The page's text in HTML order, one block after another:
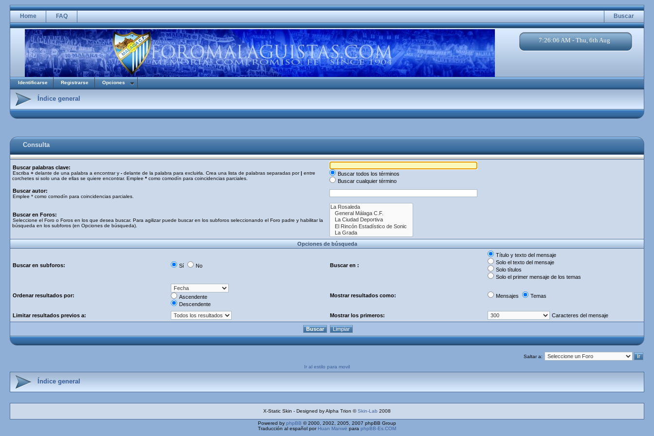
Home FAQ Buscar
7:26:06 AM - Thu, 6th Aug
Identificarse Registrarse Opciones
Índice general
Consulta
Buscar palabras clave:
Escriba + delante de una palabra a encontrar y - delante de la palabra para excluirla. Crea una lista de palabras separadas por| entre
corchetes si solo una de ellas se quiere encontrar. Emplee * como comodín para coincidencias parciales.
Buscar todos los términos
Buscar cualquier término
Buscar autor:
Emplee * como comodín para coincidencias parciales.
Buscar en Foros:
Seleccione el Foro o Foros en los que desea buscar. Para agilizar puede buscar en los subforos seleccionando el Foro padre y habilitar la
búsqueda en los subforos (en Opciones de búsqueda).
Opciones de búsqueda
Buscar en subforos: Sí No Buscar en :
Título y texto del mensaje
Solo el texto del mensaje
Solo títulos
Solo el primer mensaje de los temas
Ordenar resultados por:
Ascendente
Descendente
Mostrar resultados como: Mensajes Temas
Limitar resultados previos a: Mostrar los primeros: Caracteres del mensaje
Saltar a:
Ir al estilo para movil
Índice general
X-Static Skin - Designed by Alpha Trion ©Skin-Lab 2008
Powered by phpBB © 2000, 2002, 2005, 2007 phpBB Group
Traducción al español por Huan Manwë para phpBB-Es.COM